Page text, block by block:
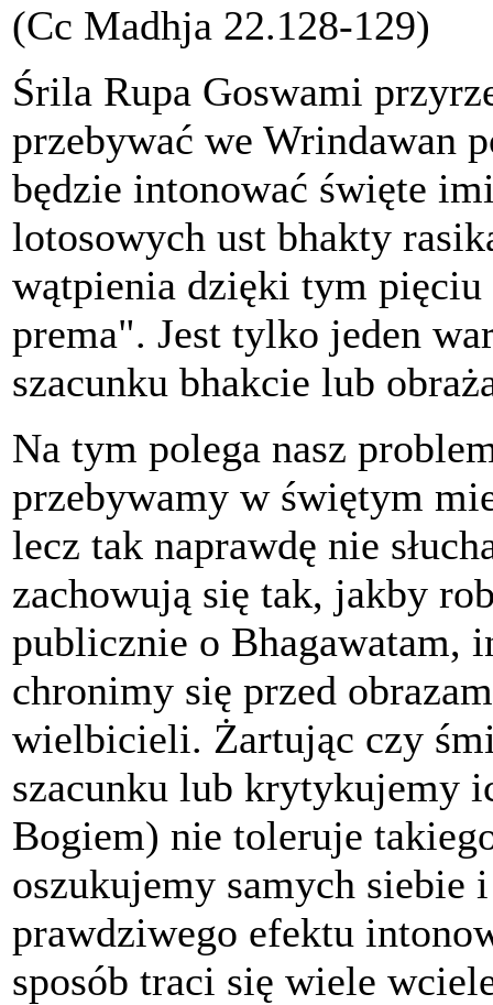
(Cc Madhja 22.128-129)
Śrila Rupa Goswami
przebywać we Wrindawan
będzie intonować święte
lotosowych ust bhakty
wątpienia dzięki tym
prema". Jest tylko jeden
szacunku bhakcie lub
Na tym polega nasz
przebywamy w świętym
lecz tak naprawdę nie
zachowują się tak, jakby
publicznie o Bhagawatam,
chronimy się przed
wielbicieli. Żartując czy
szacunku lub krytykujemy
Bogiem) nie toleruje
oszukujemy samych siebie
prawdziwego efektu
sposób traci się wiele